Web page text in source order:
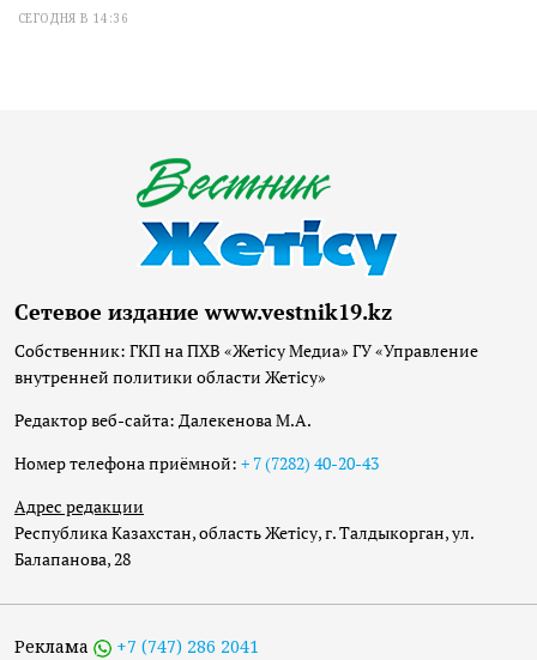
СЕГОДНЯ В 14:36
Сетевое издание www.vestnik19.kz
Собственник: ГКП на ПХВ «Жетісу Медиа» ГУ «Управление
внутренней политики области Жетісу»
Редактор веб-сайта: Далекенова М.А.
Номер телефона приёмной: + 7 (7282) 40-20-43
Адрес редакции
Республика Казахстан, область Жетісу, г. Талдыкорган, ул.
Балапанова, 28
Реклама +7 (747) 286 2041